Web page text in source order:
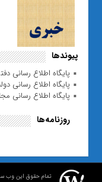
پیوندها
پایگاه اطلاع رسانی
پایگاه اطلاع رسانی
پایگاه اطلاع رسانی
روزنامه‌ها
تمام حقوق این وب